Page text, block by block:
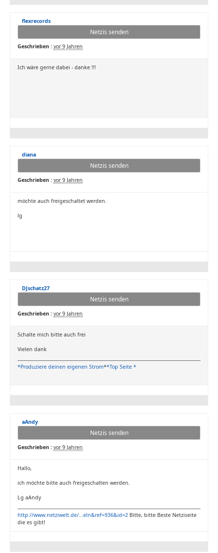
flexrecords
Netzis senden
Geschrieben : vor 9 Jahren
Ich wäre gerne dabei - danke !!!
diana
Netzis senden
Geschrieben : vor 9 Jahren
möchte auch freigeschaltet werden.
lg
DJschatz27
Netzis senden
Geschrieben : vor 9 Jahren
Schalte mich bitte auch frei
Vielen dank
*Produziere deinen eigenen Strom**Top Seite *
aAndy
Netzis senden
Geschrieben : vor 9 Jahren
Hallo,
ich möchte bitte auch freigeschalten werden.
Lg aAndy
http://www.netziwelt.de/...eln&ref=936&id=2 Bitte, bitte Beste Netziseite
die es gibt!